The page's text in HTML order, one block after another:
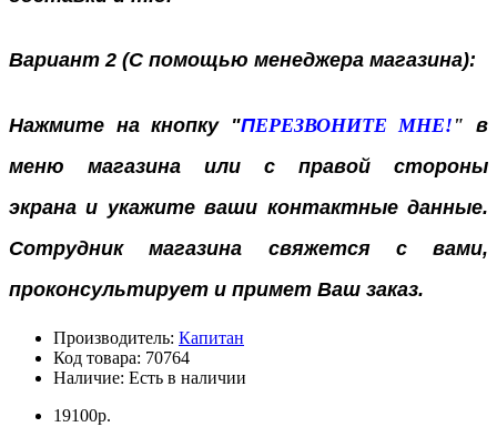
Вариант 2 (С помощью менеджера магазина):
Нажмите на кнопку "ПЕРЕЗВОНИТЕ МНЕ! "
в
меню магазина или с правой стороны
экранаи укажите ваши контактные данные.
Сотрудник магазина свяжется с вами,
проконсультирует и примет Ваш заказ.
Производитель: Капитан
Код товара: 70764
Наличие: Есть в наличии
19100р.